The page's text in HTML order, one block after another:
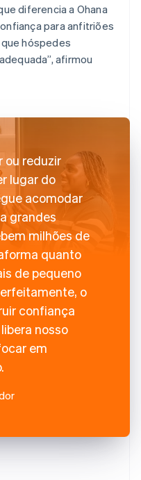
diferencia a Ohana
para anfitriões
hóspedes
afirmou
ou reduzir
lugar do
acomodar
grandes
milhões de
quanto
de pequeno
o
confiança
nosso
em